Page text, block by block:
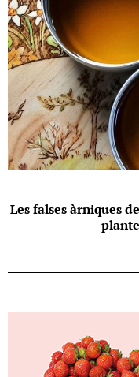
Les falses àrniques